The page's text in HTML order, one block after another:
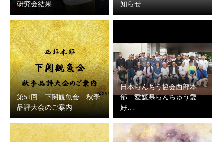
研究会結果
知らせ
第51回 下関観魚会 秋季
品評大会のご案内
日本らんちう協会西部本
部 愛媛県らんちゅう愛
好…